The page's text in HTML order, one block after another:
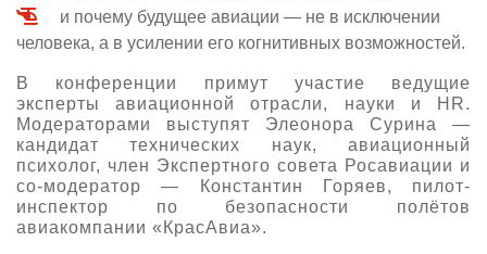
и почему будущее авиации — не в исключении
человека, а в усилении его когнитивных возможностей.
В конференции примут участие ведущие
эксперты авиационной отрасли, науки и HR.
Модераторами выступят Элеонора Сурина —
кандидат технических наук, авиационный
психолог, член Экспертного совета Росавиации и
со-модератор — Константин Горяев, пилот-
инспектор по безопасности полётов
авиакомпании «КрасАвиа».